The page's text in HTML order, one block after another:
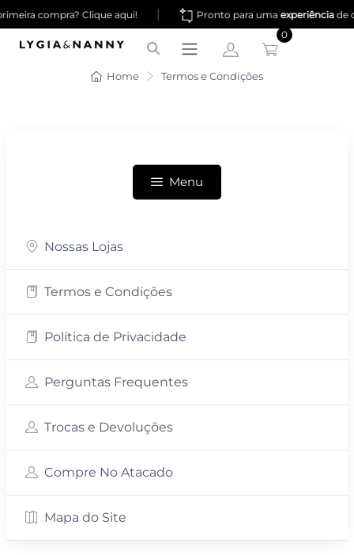
compra? Clique aqui! Pronto para umaexperiênciade
0
Home Termos e Condições
Menu
Nossas Lojas
Termos e Condições
Política de Privacidade
Perguntas Frequentes
Trocas e Devoluções
Compre No Atacado
Mapa do Site